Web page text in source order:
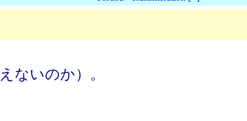
ないのか）。